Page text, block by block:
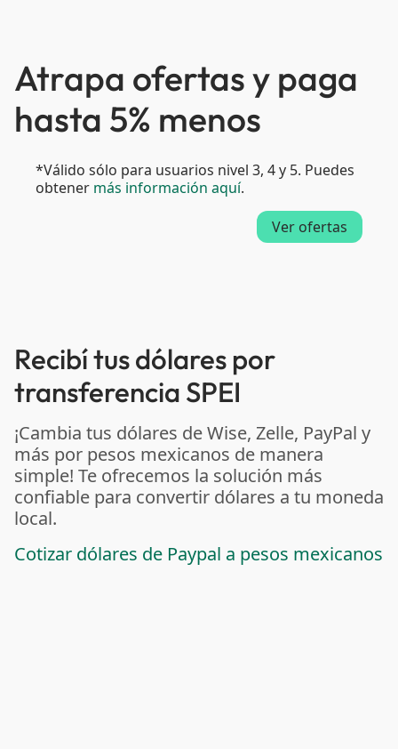
Atrapa ofertas y paga
hasta 5% menos
*Válido sólo para usuarios nivel 3, 4 y 5. Puedes
obtener más información aquí.
Ver ofertas
Recibí tus dólares por
transferencia SPEI
¡Cambia tus dólares de Wise, Zelle, PayPal y
más por pesos mexicanos de manera
simple! Te ofrecemos la solución más
confiable para convertir dólares a tu moneda
local.
Cotizar dólares de Paypal a pesos mexicanos